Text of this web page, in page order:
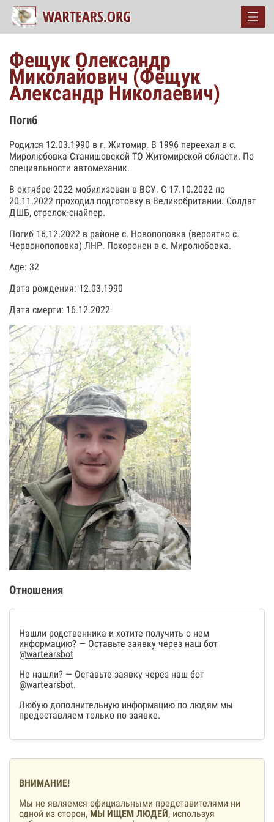
Фещук Олександр
Миколайович (Фещук
Александр Николаевич)
Погиб
Родился 12.03.1990 в г. Житомир. В 1996 переехал в с.
Миролюбовка Станишовской ТО Житомирской области. По
специальности автомеханик.
В октябре 2022 мобилизован в ВСУ. С 17.10.2022 по
20.11.2022 проходил подготовку в Великобритании. Солдат
ДШБ, стрелок-снайпер.
Погиб 16.12.2022 в районе с. Новопоповка (вероятно с.
Червонопоповка) ЛНР. Похоронен в с. Миролюбовка.
Age: 32
Дата рождения: 12.03.1990
Дата смерти: 16.12.2022
Отношения
Нашли родственника и хотите получить о нем
информацию? — Оставьте заявку через наш бот
@wartearsbot
Не нашли? — Оставьте заявку через наш бот
@wartearsbot.
Любую дополнительную информацию по людям мы
предоставляем только по заявке.
ВНИМАНИЕ!
Мы не являемся официальными представителями ни
одной из сторон, МЫ ИЩЕМ ЛЮДЕЙ, используя